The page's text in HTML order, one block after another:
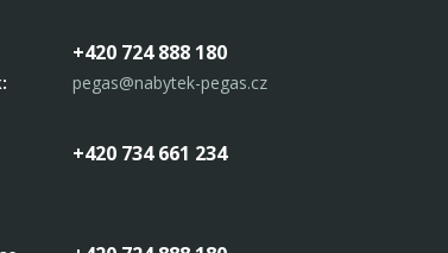
+420 724 888 180
pegas@nabytek-pegas.cz
+420 734 661 234